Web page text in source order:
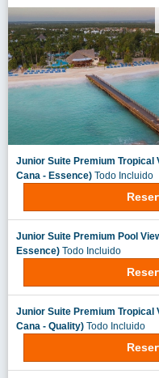
Junior Suite Premium Tropical
Cana - Essence) Todo Incluido
Junior Suite Premium Pool
Essence) Todo Incluido
Junior Suite Premium Tropical
Cana - Quality) Todo Incluido